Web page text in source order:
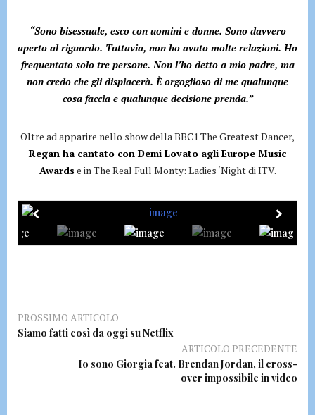
“Sono bisessuale, esco con uomini e donne. Sono davvero
aperto al riguardo. Tuttavia, non ho avuto molte relazioni. Ho
frequentato solo tre persone. Non l’ho detto a mio padre, ma
non credo che gli dispiacerà. È orgoglioso di me qualunque
cosa faccia e qualunque decisione prenda.”
Oltre ad apparire nello show della BBC1 The Greatest Dancer,
Regan ha cantato con Demi Lovato agli Europe Music
Awards e in The Real Full Monty: Ladies ‘Night di ITV.
PROSSIMO ARTICOLO
Siamo fatti così da oggi su Netflix
ARTICOLO PRECEDENTE
Io sono Giorgia feat. Brendan Jordan, il cross-
over impossibile in video